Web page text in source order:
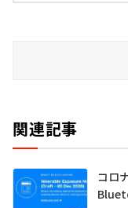
関連記事
コロ